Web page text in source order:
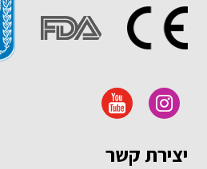
יצירת קשר